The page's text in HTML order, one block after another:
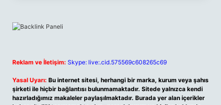
Reklam ve İletişim: Skype: live:.cid.575569c608265c69
Yasal Uyarı: Bu internet sitesi, herhangi bir marka, kurum veya şahıs
şirketi ile hiçbir bağlantısı bulunmamaktadır. Sitede yalnızca kendi
hazırladığımız makaleler paylaşılmaktadır. Burada yer alan içerikler